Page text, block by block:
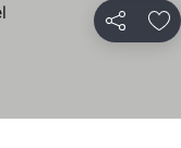
Distribuiți